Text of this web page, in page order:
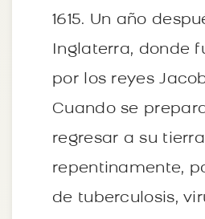
1615. Un año
Inglaterra, donde
por los reyes
Cuando se
regresar a su
repentinamente,
de tuberculosis,